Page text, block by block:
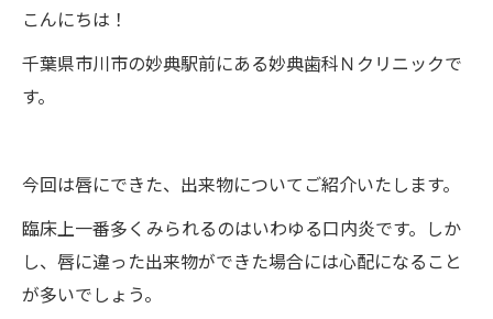
こんにちは！
千葉県市川市の妙典駅前にある妙典歯科Ｎクリニックで
す。
今回は唇にできた、出来物についてご紹介いたします。
臨床上一番多くみられるのはいわゆる口内炎です。しか
し、唇に違った出来物ができた場合には心配になること
が多いでしょう。